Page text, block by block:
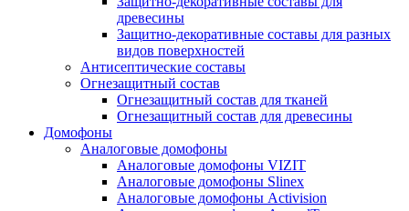
древесины
Защитно-декоративные составы для разных
видов поверхностей
Антисептические составы
Огнезащитный состав
Огнезащитный состав для тканей
Огнезащитный состав для древесины
Домофоны
Аналоговые домофоны
Аналоговые домофоны VIZIT
Аналоговые домофоны Slinex
Аналоговые домофоны Activision